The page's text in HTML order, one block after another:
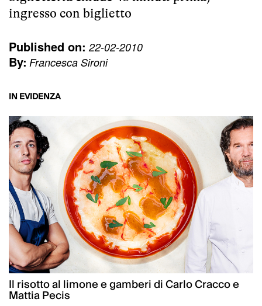
ingresso con biglietto
Published on: 22-02-2010
By: Francesca Sironi
IN EVIDENZA
Il risotto al limone e gamberi di Carlo Cracco e
Mattia Pecis